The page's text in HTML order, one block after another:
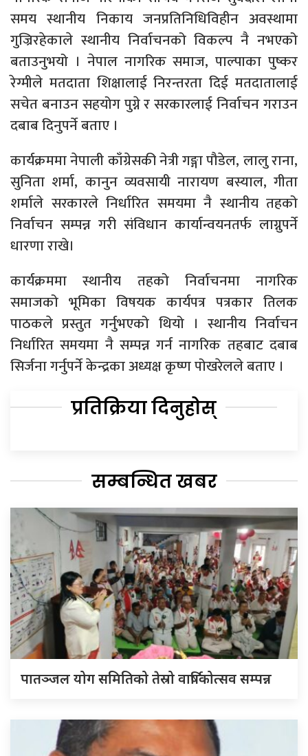
समय स्थानीय निकाय जनप्रतिनिधिविहीन अवस्थामा
गुज्रिरहेकाले स्थानीय निर्वाचनको विकल्प नै नभएको
बताउनुभयो । नेपाल नागरिक समाज, पाल्पाका पुष्कर
रेग्मीले मतदाता शिक्षालाई निरन्तरता दिई मतदातालाई
सचेत बनाउन सहयोग पुग्ने र सरकारलाई निर्वाचन गराउन
दबाब दिनुपर्ने बताए ।
कार्यक्रममा नेपाली काँग्रेसकी नेत्री गङ्गा पौडेल, लालु राना,
सुनिता शर्मा, कानुन व्यवसायी नारायण बस्याल, गीता
शर्माले सरकारले निर्धारित समयमा नै स्थानीय तहको
निर्वाचन सम्पन्न गरी संविधान कार्यान्वयनतर्फ लाग्नुपर्ने
धारणा राखे।
कार्यक्रममा स्थानीय तहको निर्वाचनमा नागरिक
समाजको भूमिका विषयक कार्यपत्र पत्रकार तिलक
पाठकले प्रस्तुत गर्नुभएको थियो । स्थानीय निर्वाचन
निर्धारित समयमा नै सम्पन्न गर्न नागरिक तहबाट दबाब
सिर्जना गर्नुपर्ने केन्द्रका अध्यक्ष कृष्ण पोखरेलले बताए ।
प्रतिक्रिया दिनुहोस्
सम्बन्धित खबर
पातञ्जल योग समितिको तेस्रो वार्षिकोत्सव सम्पन्न